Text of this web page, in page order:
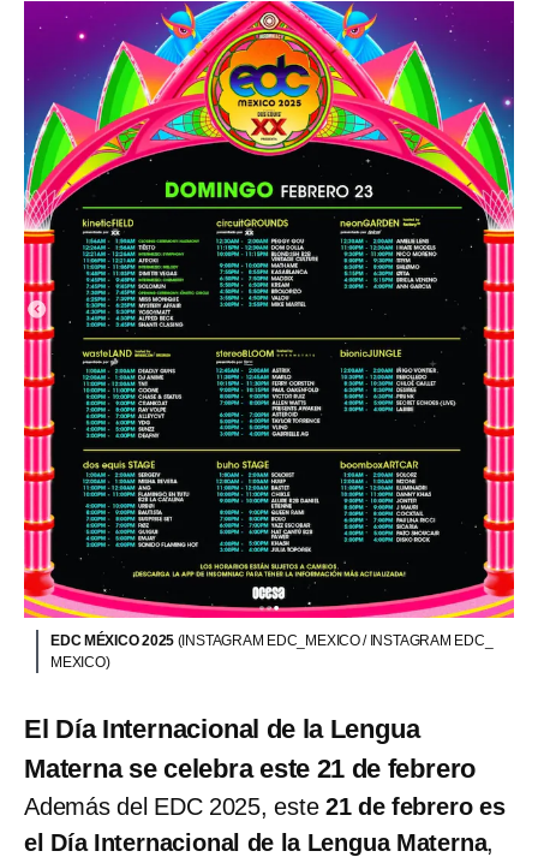
EDC MÉXICO 2025 (INSTAGRAM EDC_MEXICO / INSTAGRAM EDC_
MEXICO)
El Día Internacional de la Lengua
Materna se celebra este 21 de febrero
Además del EDC 2025, este 21 de febrero es
el Día Internacional de la Lengua Materna,